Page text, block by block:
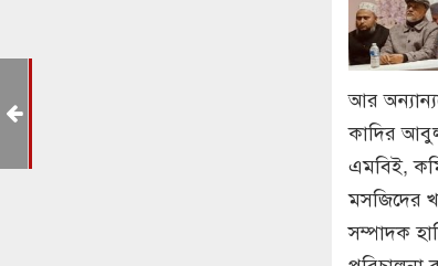
আর
কাদির
এমবিই,
মসজিদের
সম্পাদক